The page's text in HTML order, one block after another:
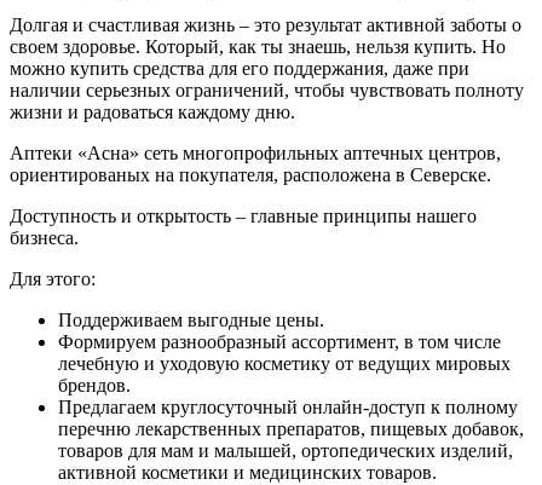
Долгая и счастливая жизнь – это результат активной заботы о
своем здоровье. Который, как ты знаешь, нельзя купить. Но
можно купить средства для его поддержания, даже при
наличии серьезных ограничений, чтобы чувствовать полноту
жизни и радоваться каждому дню.
Аптеки «Асна» сеть многопрофильных аптечных центров,
ориентированых на покупателя, расположена в Северске.
Доступность и открытость – главные принципы нашего
бизнеса.
Для этого:
Поддерживаем выгодные цены.
Формируем разнообразный ассортимент, в том числе
лечебную и уходовую косметику от ведущих мировых
брендов.
Предлагаем круглосуточный онлайн-доступ к полному
перечню лекарственных препаратов, пищевых добавок,
товаров для мам и малышей, ортопедических изделий,
активной косметики и медицинских товаров.